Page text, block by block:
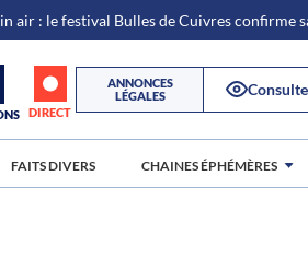
air : le festival Bulles de Cuivres confirme
DIRECT
ANNONCES
LÉGALES
FAITS DIVERS CHAINES ÉPHÉMÈRES